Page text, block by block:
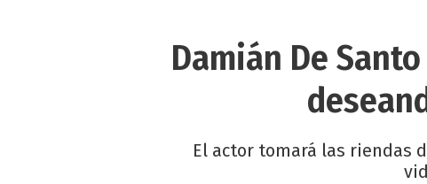
Damián De
El actor tomará las riendas